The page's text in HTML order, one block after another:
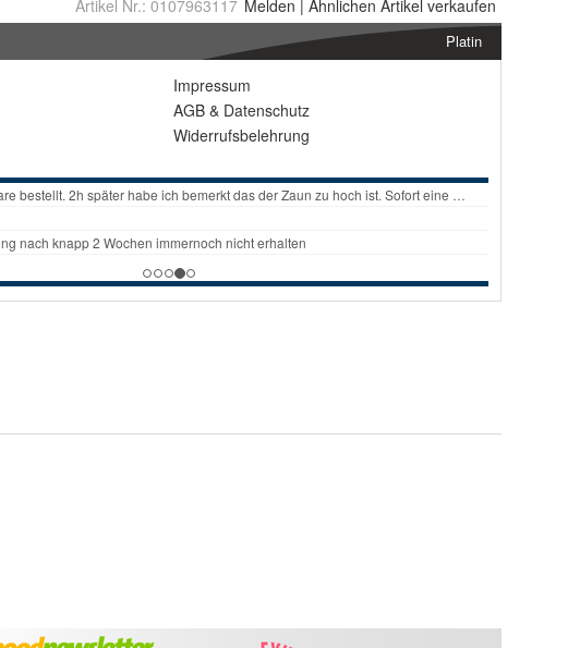
Artikel Nr.: 0107963117 Melden | Ähnlichen Artikel verkaufen
Platin
Impressum
AGB & Datenschutz
Widerrufsbelehrung